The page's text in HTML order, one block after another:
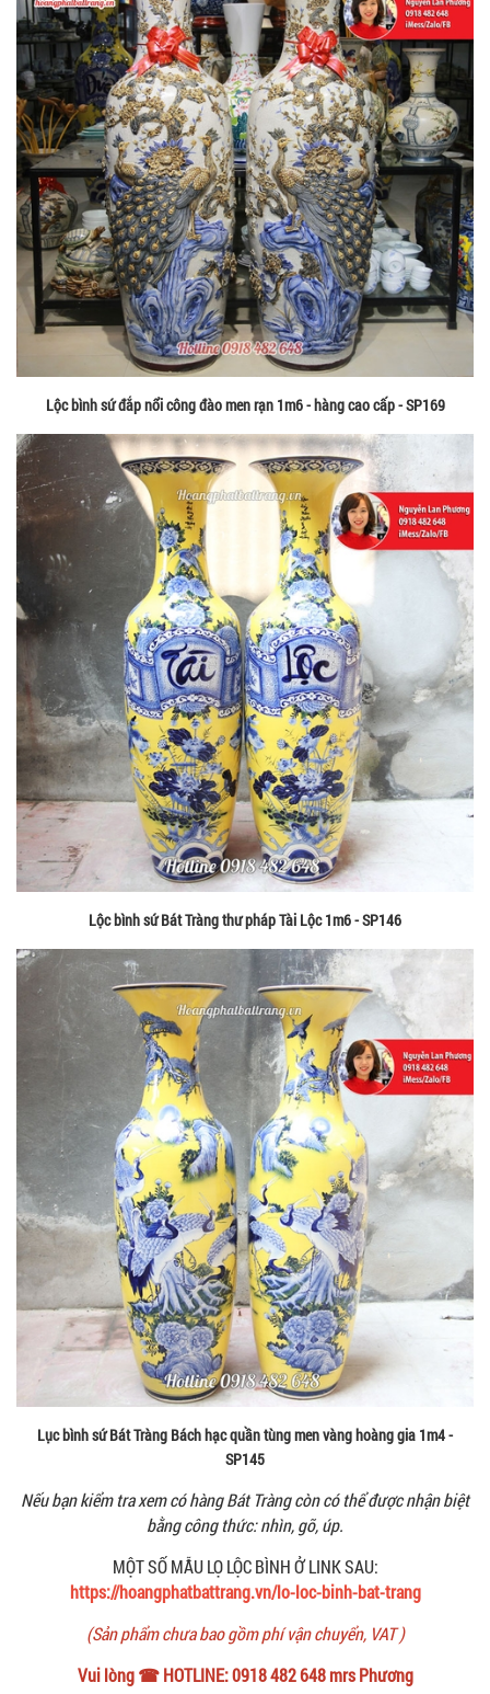
Lộc bình sứ đắp nổi công đào men rạn 1m6 - hàng cao cấp - SP169
Lộc bình sứ Bát Tràng thư pháp Tài Lộc 1m6 - SP146
Lục bình sứ Bát Tràng Bách hạc quần tùng men vàng hoàng gia 1m4 -
SP145
Nếu bạn kiểm tra xem có hàng Bát Tràng còn có thể được nhận biệt
bằng công thức: nhìn, gõ, úp.
MỘT SỐ MẪU LỌ LỘC BÌNH Ở LINK SAU:
https://hoangphatbattrang.vn/lo-loc-binh-bat-trang
(Sản phẩm chưa bao gồm phí vận chuyển, VAT )
Vui lòng ☎ HOTLINE: 0918 482 648 mrs Phương